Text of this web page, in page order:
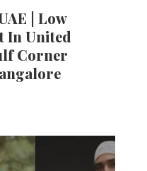
| Low
In United
Corner